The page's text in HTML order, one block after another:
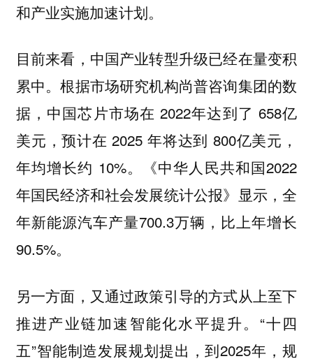
和产业实施加速计划。
目前来看，中国产业转型升级已经在量变积
累中。根据市场研究机构尚普咨询集团的数
据，中国芯片市场在 2022年达到了 658亿
美元，预计在 2025 年将达到 800亿美元，
年均增长约 10%。《中华人民共和国2022
年国民经济和社会发展统计公报》显示，全
年新能源汽车产量700.3万辆，比上年增长
90.5%。
另一方面，又通过政策引导的方式从上至下
推进产业链加速智能化水平提升。“十四
五”智能制造发展规划提出，到2025年，规